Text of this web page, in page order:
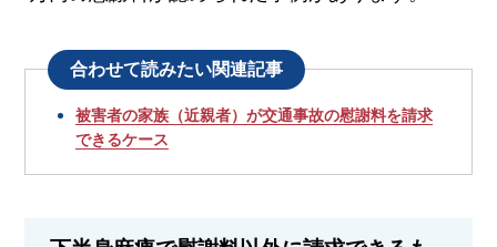
合わせて読みたい関連記事
被害者の家族（近親者）が交通事故の慰謝料を請求
できるケース